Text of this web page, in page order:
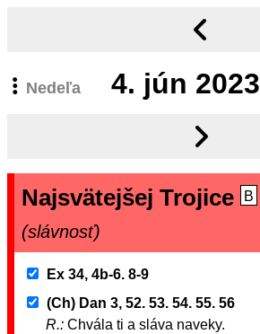
Nedeľa 4. jún 2023
Najsvätejšej Trojice B
(slávnosť)
Ex 34, 4b-6. 8-9
(Ch) Dan 3, 52. 53. 54. 55. 56
R.: Chvála ti a sláva naveky.